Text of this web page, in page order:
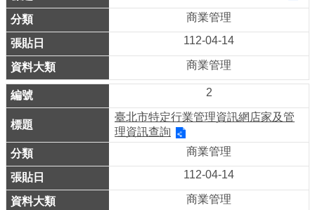
線
上
服
務
公
司
及
商
業
登
商業管理
112-04-14
商業管理
2
臺北市特定行業管理資訊網店家及管
理資訊查詢
商業管理
112-04-14
商業管理